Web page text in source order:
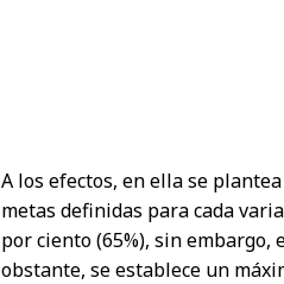
A los efectos, en ella se
metas definidas para cada
por ciento (65%), sin
obstante, se establece un